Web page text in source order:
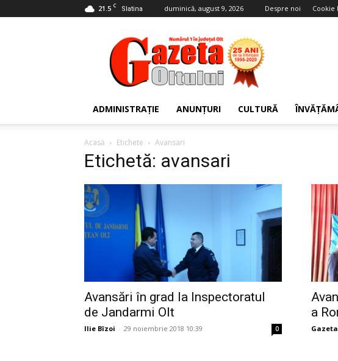
21.5 C Slatina duminică, august 9, 2026 Despre noi Cookie
Gazeta
Oltului
ADMINISTRAȚIE ANUNȚURI CULTURĂ
Acasă Etichete Avansari
Etichetă: avansari
Avansări în grad la Inspectoratul
de Jandarmi Olt
Ilie Bîzoi - 29 noiembrie 2018 10:39 0
a